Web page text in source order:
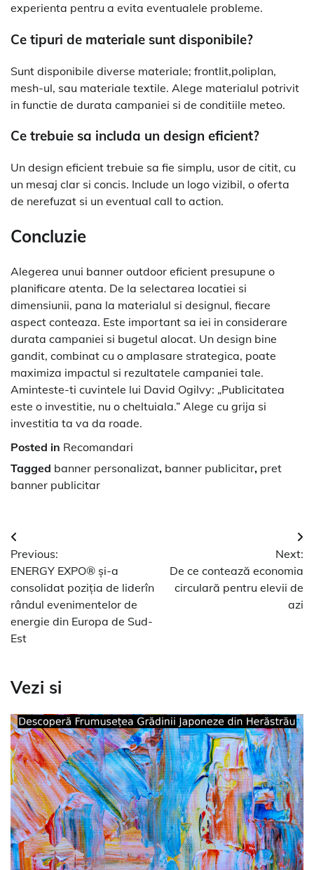
experienta pentru a evita eventualele probleme.
Ce tipuri de materiale sunt disponibile?
Sunt disponibile diverse materiale; frontlit,poliplan,
mesh-ul, sau materiale textile. Alege materialul potrivit
in functie de durata campaniei si de conditiile meteo.
Ce trebuie sa includa un design eficient?
Un design eficient trebuie sa fie simplu, usor de citit, cu
un mesaj clar si concis. Include un logo vizibil, o oferta
de nerefuzat si un eventual call to action.
Concluzie
Alegerea unui banner outdoor eficient presupune o
planificare atenta. De la selectarea locatiei si
dimensiunii, pana la materialul si designul, fiecare
aspect conteaza. Este important sa iei in considerare
durata campaniei si bugetul alocat. Un design bine
gandit, combinat cu o amplasare strategica, poate
maximiza impactul si rezultatele campaniei tale.
Aminteste-ti cuvintele lui David Ogilvy: „Publicitatea
este o investitie, nu o cheltuiala.” Alege cu grija si
investitia ta va da roade.
Posted in Recomandari
Tagged banner personalizat, banner publicitar, pret
banner publicitar
Navigare
în
articole
Previous:
ENERGY EXPO® și-a
consolidat poziția de liderîn
rândul evenimentelor de
energie din Europa de Sud-
Est
Next:
De ce contează economia
circulară pentru elevii de
azi
Vezi si